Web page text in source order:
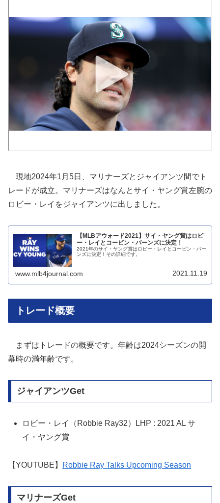
現地2024年1月5日、マリナーズとジャイアンツ間でト
レードが成立。マリナーズはなんとサイ・ヤング賞左腕の
ロビー・レイをジャイアンツに出しました。
【MLBアウォード2021】サイ・ヤング賞はロビ
ー・レイとコービン・バーンズに決定！
2021年のサイ・ヤング賞はロビー・レイとコービン・バー
ンズに決定！その詳細です。
www.mlb4journal.com 2021.11.19
トレード概要
まずはトレードの概要です。年齢は2024シーズンの開
幕時の満年齢です。
ジャイアンツGet
ロビー・レイ（Robbie Ray32）LHP : 2021 AL サ
イ・ヤング賞
【YOUTUBE】 Robbie Ray Talks Upcoming Season
マリナーズGet